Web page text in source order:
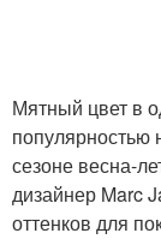
Мятный цвет в
популярностью
сезоне весна-
дизайнер Marc
оттенков для